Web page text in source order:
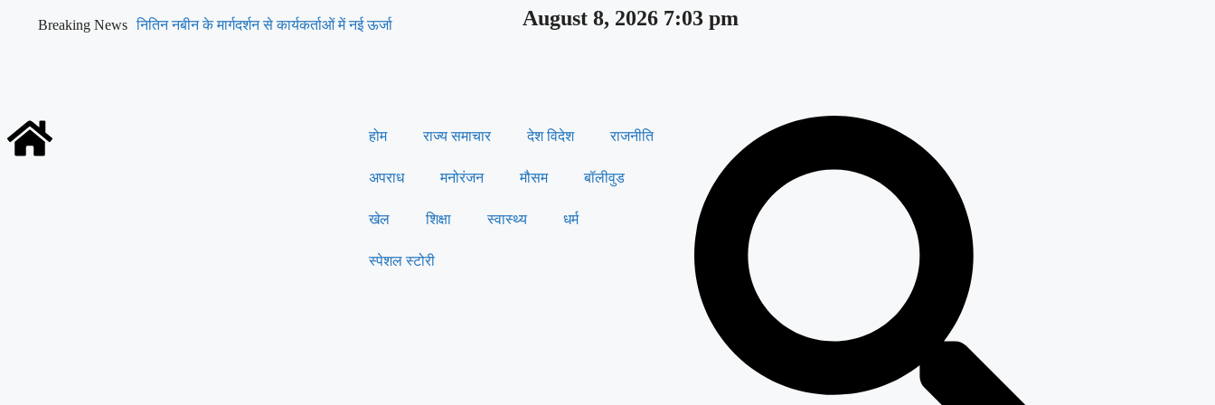
Breaking News नितिन नबीन के मार्गदर्शन से कार्यकर्ताओं में नई ऊर्जा August 8, 2026 7:03 pm
होम राज्य समाचार देश विदेश राजनीति
अपराध मनोरंजन मौसम बॉलीवुड
खेल शिक्षा स्वास्थ्य धर्म
स्पेशल स्टोरी